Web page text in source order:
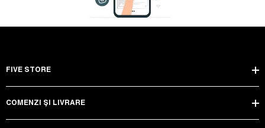
FIVE STORE
COMENZI ȘI LIVRARE